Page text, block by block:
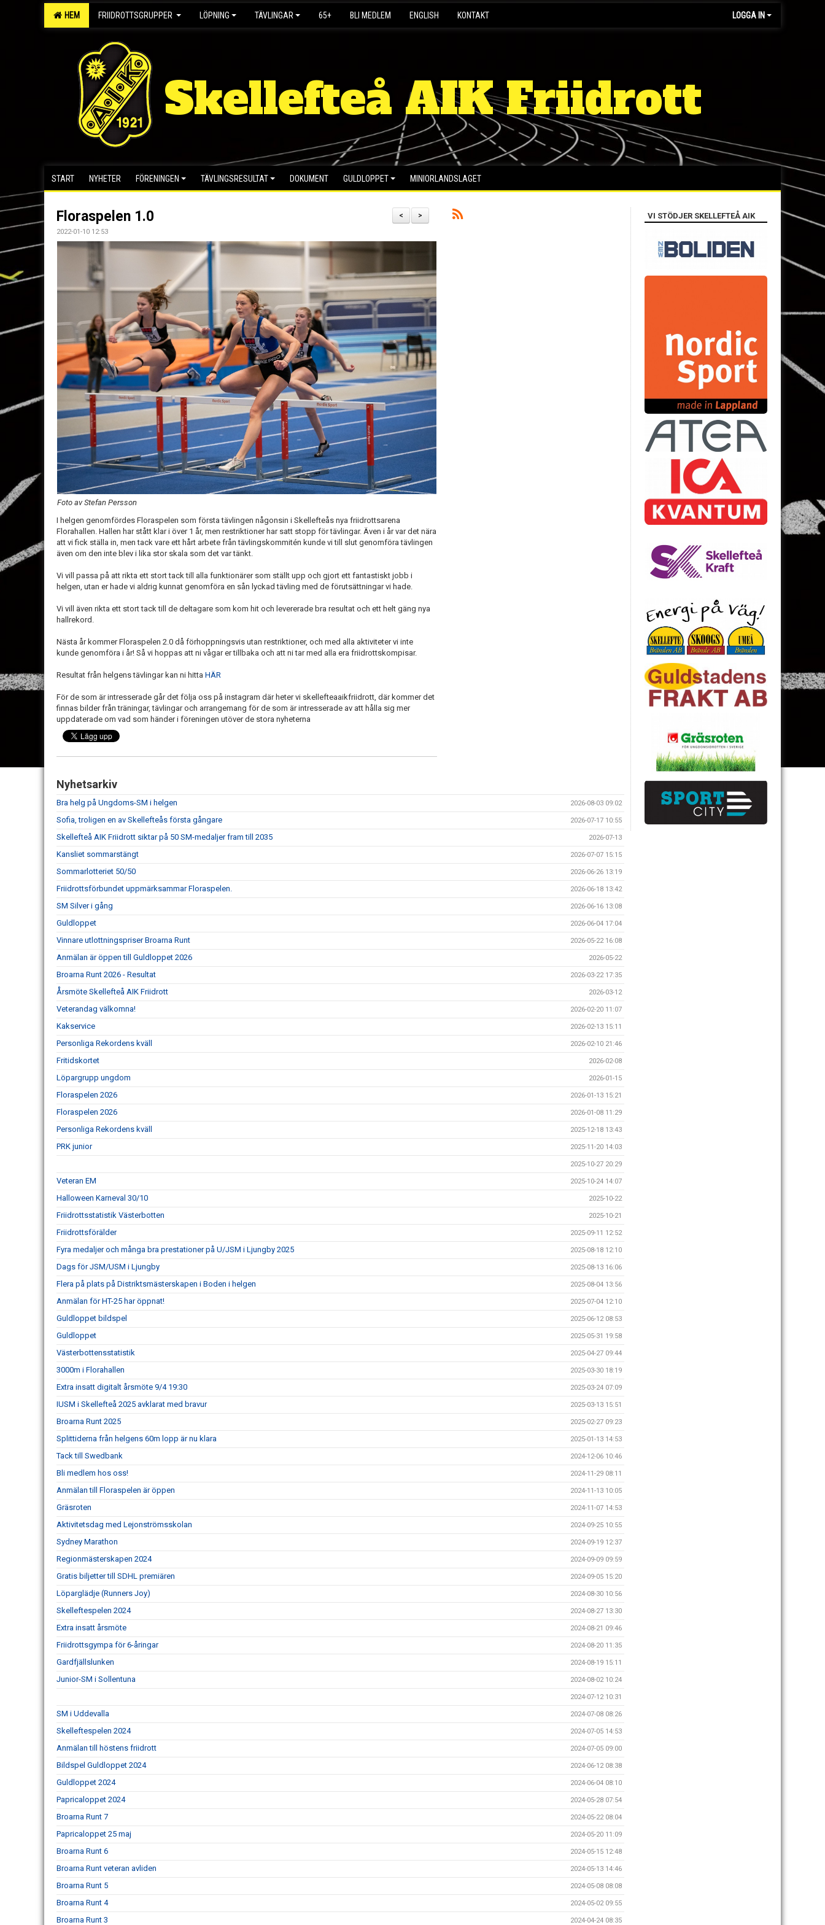
HEM FRIIDROTTSGRUPPER LÖPNING TÄVLINGAR 65+ BLI MEDLEM ENGLISH KONTAKT LOGGA IN
Skellefteå AIK Friidrott
START NYHETER FÖRENINGEN TÄVLINGSRESULTAT DOKUMENT GULDLOPPET MINIORLANDSLAGET
>
<
Floraspelen 1.0
2022-01-10 12:53
Foto av Stefan Persson
I helgen genomfördes Floraspelen som första tävlingen någonsin i Skellefteås nya friidrottsarena
Florahallen. Hallen har stått klar i över 1 år, men restriktioner har satt stopp för tävlingar. Även i år var det nära
att vi fick ställa in, men tack vare ett hårt arbete från tävlingskommitén kunde vi till slut genomföra tävlingen
även om den inte blev i lika stor skala som det var tänkt.
Vi vill passa på att rikta ett stort tack till alla funktionärer som ställt upp och gjort ett fantastiskt jobb i
helgen, utan er hade vi aldrig kunnat genomföra en sån lyckad tävling med de förutsättningar vi hade.
Vi vill även rikta ett stort tack till de deltagare som kom hit och levererade bra resultat och ett helt gäng nya
hallrekord.
Nästa år kommer Floraspelen 2.0 då förhoppningsvis utan restriktioner, och med alla aktiviteter vi inte
kunde genomföra i år! Så vi hoppas att ni vågar er tillbaka och att ni tar med alla era friidrottskompisar.
Resultat från helgens tävlingar kan ni hitta HÄR
För de som är intresserade går det följa oss på instagram där heter vi skellefteaaikfriidrott, där kommer det
finnas bilder från träningar, tävlingar och arrangemang för de som är intresserade av att hålla sig mer
uppdaterade om vad som händer i föreningen utöver de stora nyheterna
Nyhetsarkiv
Bra helg på Ungdoms-SM i helgen 2026-08-03 09:02
Sofia, troligen en av Skellefteås första gångare 2026-07-17 10:55
Skellefteå AIK Friidrott siktar på 50 SM-medaljer fram till 2035 2026-07-13
Kansliet sommarstängt 2026-07-07 15:15
Sommarlotteriet 50/50 2026-06-26 13:19
Friidrottsförbundet uppmärksammar Floraspelen. 2026-06-18 13:42
SM Silver i gång 2026-06-16 13:08
Guldloppet 2026-06-04 17:04
Vinnare utlottningspriser Broarna Runt 2026-05-22 16:08
Anmälan är öppen till Guldloppet 2026 2026-05-22
Broarna Runt 2026 - Resultat 2026-03-22 17:35
Årsmöte Skellefteå AIK Friidrott 2026-03-12
Veterandag välkomna! 2026-02-20 11:07
Kakservice 2026-02-13 15:11
Personliga Rekordens kväll 2026-02-10 21:46
Fritidskortet 2026-02-08
Löpargrupp ungdom 2026-01-15
Floraspelen 2026 2026-01-13 15:21
Floraspelen 2026 2026-01-08 11:29
Personliga Rekordens kväll 2025-12-18 13:43
PRK junior 2025-11-20 14:03
2025-10-27 20:29
Veteran EM 2025-10-24 14:07
Halloween Karneval 30/10 2025-10-22
Friidrottsstatistik Västerbotten 2025-10-21
Friidrottsförälder 2025-09-11 12:52
Fyra medaljer och många bra prestationer på U/JSM i Ljungby 2025 2025-08-18 12:10
Dags för JSM/USM i Ljungby 2025-08-13 16:06
Flera på plats på Distriktsmästerskapen i Boden i helgen 2025-08-04 13:56
Anmälan för HT-25 har öppnat! 2025-07-04 12:10
Guldloppet bildspel 2025-06-12 08:53
Guldloppet 2025-05-31 19:58
Västerbottensstatistik 2025-04-27 09:44
3000m i Florahallen 2025-03-30 18:19
Extra insatt digitalt årsmöte 9/4 19:30 2025-03-24 07:09
IUSM i Skellefteå 2025 avklarat med bravur 2025-03-13 15:51
Broarna Runt 2025 2025-02-27 09:23
Splittiderna från helgens 60m lopp är nu klara 2025-01-13 14:53
Tack till Swedbank 2024-12-06 10:46
Bli medlem hos oss! 2024-11-29 08:11
Anmälan till Floraspelen är öppen 2024-11-13 10:05
Gräsroten 2024-11-07 14:53
Aktivitetsdag med Lejonströmsskolan 2024-09-25 10:55
Sydney Marathon 2024-09-19 12:37
Regionmästerskapen 2024 2024-09-09 09:59
Gratis biljetter till SDHL premiären 2024-09-05 15:20
Löparglädje (Runners Joy) 2024-08-30 10:56
Skelleftespelen 2024 2024-08-27 13:30
Extra insatt årsmöte 2024-08-21 09:46
Friidrottsgympa för 6-åringar 2024-08-20 11:35
Gardfjällslunken 2024-08-19 15:11
Junior-SM i Sollentuna 2024-08-02 10:24
2024-07-12 10:31
SM i Uddevalla 2024-07-08 08:26
Skelleftespelen 2024 2024-07-05 14:53
Anmälan till höstens friidrott 2024-07-05 09:00
Bildspel Guldloppet 2024 2024-06-12 08:38
Guldloppet 2024 2024-06-04 08:10
Papricaloppet 2024 2024-05-28 07:54
Broarna Runt 7 2024-05-22 08:04
Papricaloppet 25 maj 2024-05-20 11:09
Broarna Runt 6 2024-05-15 12:48
Broarna Runt veteran avliden 2024-05-13 14:46
Broarna Runt 5 2024-05-08 08:08
Broarna Runt 4 2024-05-02 09:55
Broarna Runt 3 2024-04-24 08:35
VI STÖDJER SKELLEFTEÅ AIK